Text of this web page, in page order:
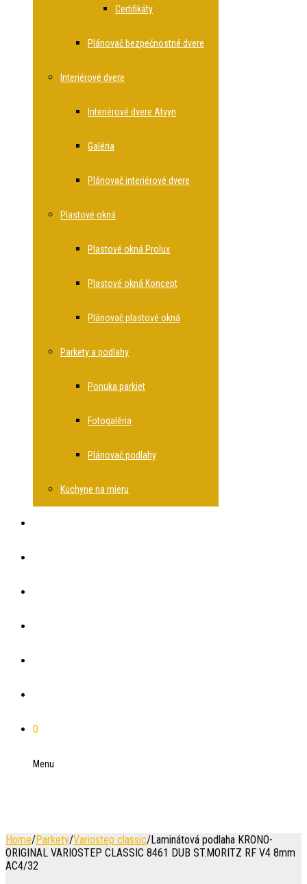
Certifikáty
Plánovač bezpečnostné dvere
Interiérové dvere
Interiérové dvere Atvyn
Galéria
Plánovač interiérové dvere
Plastové okná
Plastové okná Prolux
Plastové okná Koncept
Plánovač plastové okná
Parkety a podlahy
Ponuka parkiet
Fotogaléria
Plánovač podlahy
Kuchyne na mieru
0
Menu
Home/Parkety/Variostep classic/Laminátová podlaha KRONO-
ORIGINAL VARIOSTEP CLASSIC 8461 DUB ST.MORITZ RF V4 8mm
AC4/32